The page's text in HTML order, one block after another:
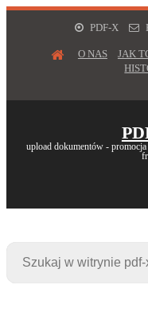
PDF-X
O NAS JAK
upload dokumentów -